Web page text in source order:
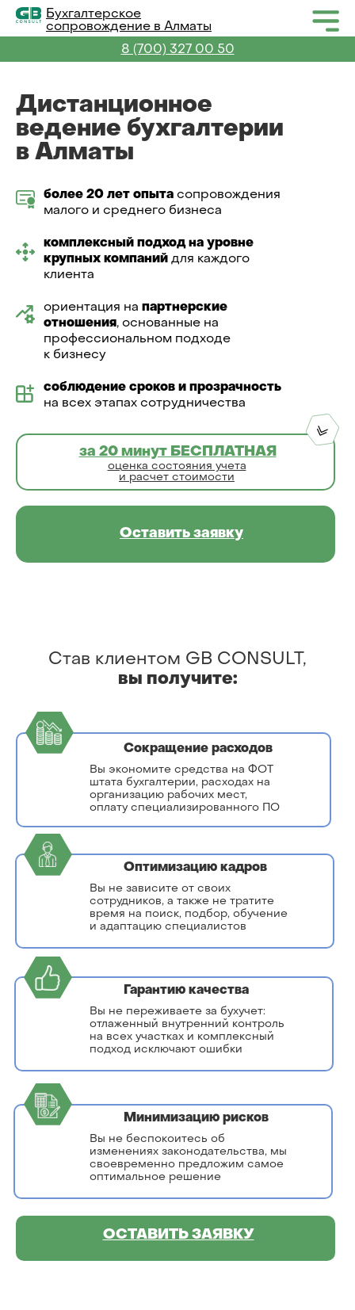
Бухгалтерское
сопровождение в Алматы
8 (700) 327 00 50
Дистанционное
ведение бухгалтерии
в Алматы
более 20 лет опыта сопровождения
малого и среднего бизнеса
за 20 минут БЕСПЛАТНАЯ
оценка состояния учета
и расчет стоимости
комплексный подход на уровне
крупных компаний для каждого
клиента
ориентация на партнерские
отношения, основанные на
профессиональном подходе
к бизнесу
соблюдение сроков и прозрачность
на всех этапах сотрудничества
Оставить заявку
ОСТАВИТЬ ЗАЯВКУ
Став клиентом GB CONSULT,
вы получите:
Вы экономите средства на ФОТ
штата бухгалтерии, расходах на
организацию рабочих мест,
оплату специализированного ПО
Сокращение расходов
Вы не зависите от своих
сотрудников, а также не тратите
время на поиск, подбор, обучение
и адаптацию специалистов
Оптимизацию кадров
Вы не переживаете за бухучет:
отлаженный внутренний контроль
на всех участках и комплексный
подход исключают ошибки
Гарантию качества
Вы не беспокоитесь об
изменениях законодательства, мы
своевременно предложим самое
оптимальное решение
Минимизацию рисков